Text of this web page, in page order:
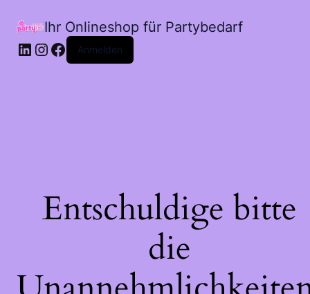
Ihr Onlineshop für Partybedarf
LinkedIn
Instagram
Facebook
Anmelden
Entschuldige bitte
die